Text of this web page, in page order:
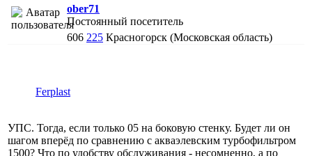
ober71
Постоянный посетитель
606 225 Красногорск (Московская область)
Ferplast
УПС. Тогда, если только 05 на боковую стенку. Будет ли он
шагом вперёд по сравнению с акваэлевским турбофильтром
1500? Что по удобству обслуживания - несомненно, а по